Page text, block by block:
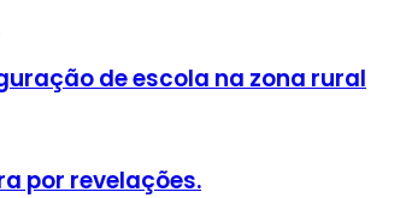
de escola na zona rural
por revelações.